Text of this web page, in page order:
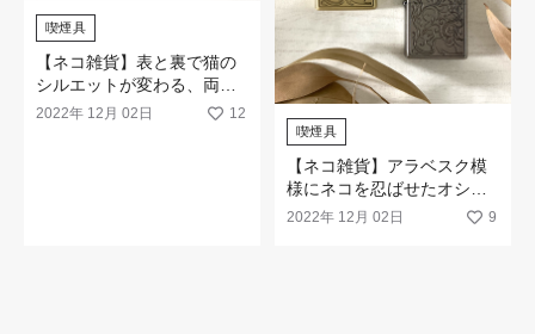
喫煙具
【ネコ雑貨】表と裏で猫の
シルエットが変わる、両面
加工が人気のジッポライタ
2022年 12月 02日 12
喫煙具
【ネコ雑貨】アラベスク模
様にネコを忍ばせたオシャ
レなZIPPOライター「Cat
2022年 12月 02日 9